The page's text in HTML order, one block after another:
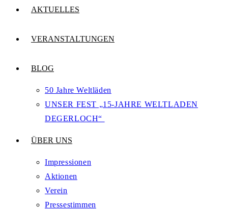
AKTUELLES
VERANSTALTUNGEN
BLOG
50 Jahre Weltläden
UNSER FEST „15-JAHRE WELTLADEN
DEGERLOCH“
ÜBER UNS
Impressionen
Aktionen
Verein
Pressestimmen